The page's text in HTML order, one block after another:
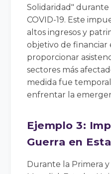
Solidaridad" durante
COVID-19. Este
altos ingresos y
objetivo de financiar
proporcionar
sectores más
medida fue temporal
enfrentar la
Ejemplo 3:
Guerra en
Durante la Primera